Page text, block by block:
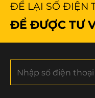
ĐỂ LẠI SỐ ĐIỆN
ĐỂ ĐƯỢC TƯ